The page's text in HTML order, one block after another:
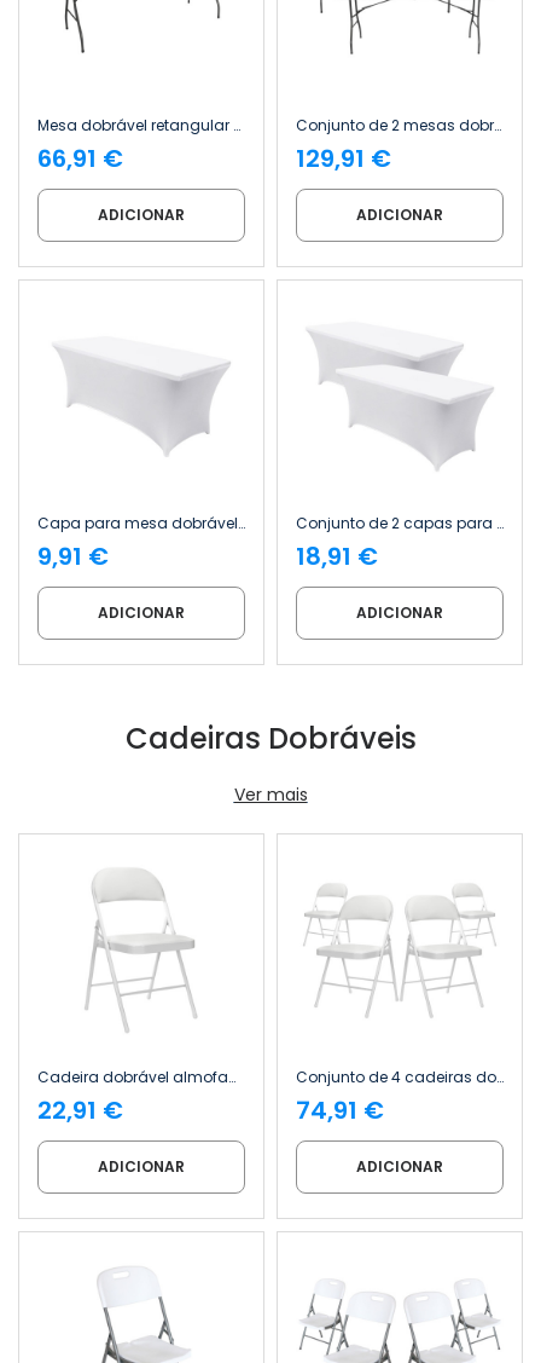
Mesa dobrável retangular para catering, branca, 240 x 74 cm Thinia Home
66,91 €
ADICIONAR
Conjunto de 2 mesas dobráveis retangulares para catering, brancas, 240 x 74 cm Thinia Home
129,91 €
ADICIONAR
Capa para mesa dobrável retangular de catering 180 x 74 cm 7house
9,91 €
ADICIONAR
Conjunto de 2 capas para mesas dobráveis retangulares de catering, 180 x 74 cm 7house
18,91 €
ADICIONAR
Cadeiras Dobráveis
Ver mais
Cadeira dobrável almofadada Thinia Home
22,91 €
ADICIONAR
Conjunto de 4 cadeiras dobráveis almofadadas Thinia Home
74,91 €
ADICIONAR